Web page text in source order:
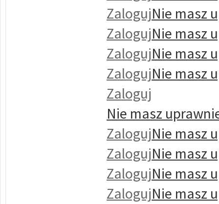
ZalogujNie masz
ZalogujNie masz
ZalogujNie masz
ZalogujNie masz
Zaloguj
Nie masz
ZalogujNie masz
ZalogujNie masz
ZalogujNie masz
ZalogujNie masz